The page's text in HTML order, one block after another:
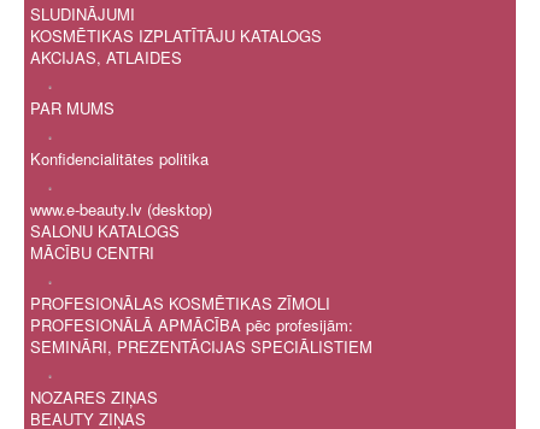
SLUDINĀJUMI
KOSMĒTIKAS IZPLATĪTĀJU KATALOGS
AKCIJAS, ATLAIDES
.
PAR MUMS
.
Konfidencialitātes politika
.
www.e-beauty.lv (desktop)
SALONU KATALOGS
MĀCĪBU CENTRI
.
PROFESIONĀLAS KOSMĒTIKAS ZĪMOLI
PROFESIONĀLĀ APMĀCĪBA pēc profesijām:
SEMINĀRI, PREZENTĀCIJAS SPECIĀLISTIEM
.
NOZARES ZIŅAS
BEAUTY ZIŅAS